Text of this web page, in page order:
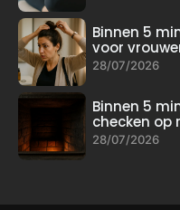
Binnen 5
voor
28/07/2026
Binnen 5
checken
28/07/2026